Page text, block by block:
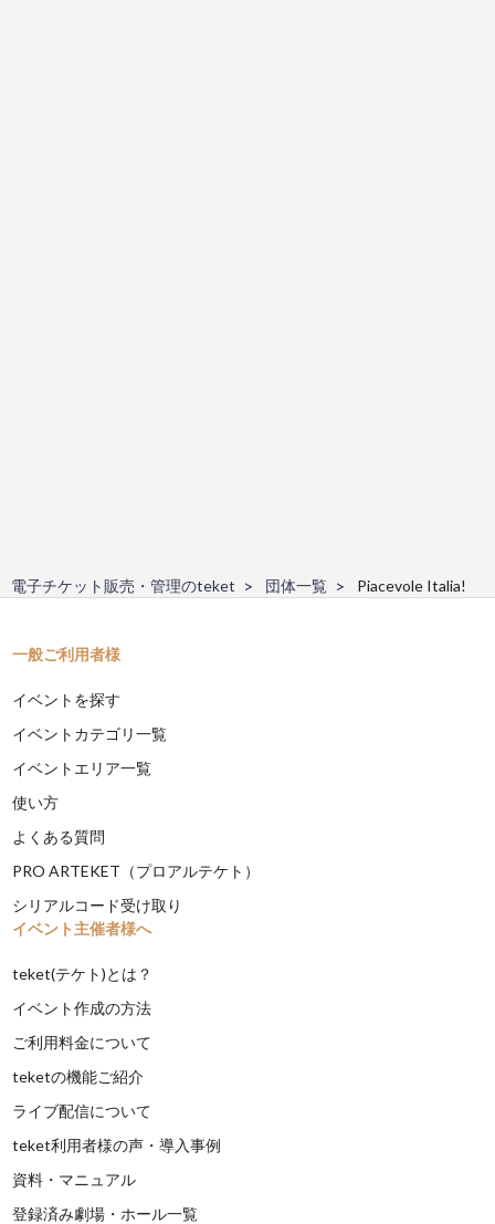
電子チケット販売・管理のteket 団体一覧 Piacevole Italia!
一般ご利用者様
イベントを探す
イベントカテゴリ一覧
イベントエリア一覧
使い方
よくある質問
PRO ARTEKET（プロアルテケト）
シリアルコード受け取り
イベント主催者様へ
teket(テケト)とは？
イベント作成の方法
ご利用料金について
teketの機能ご紹介
ライブ配信について
teket利用者様の声・導入事例
資料・マニュアル
登録済み劇場・ホール一覧